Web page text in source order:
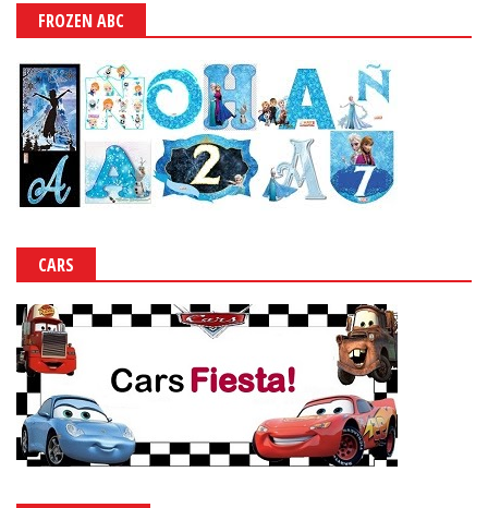
FROZEN ABC
CARS